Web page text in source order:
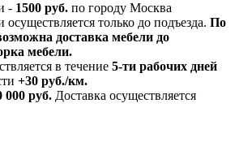
- 1500 руб. по городу Москва
осуществляется только до подъезда. По
доставка мебели до
мебели.
в течение 5-ти рабочих дней
+30 руб./км.
000 руб. Доставка осуществляется